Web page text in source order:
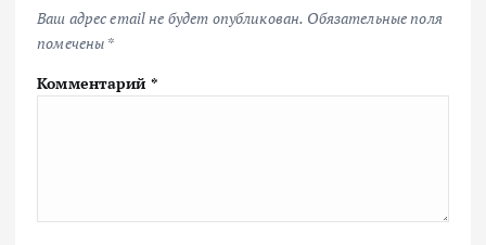
Ваш адрес email не будет опубликован. Обязательные поля
помечены *
Комментарий *